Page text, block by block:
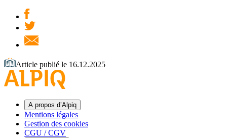
Article publié le 16.12.2025
A propos d’Alpiq
Mentions légales
Gestion des cookies
CGU / CGV